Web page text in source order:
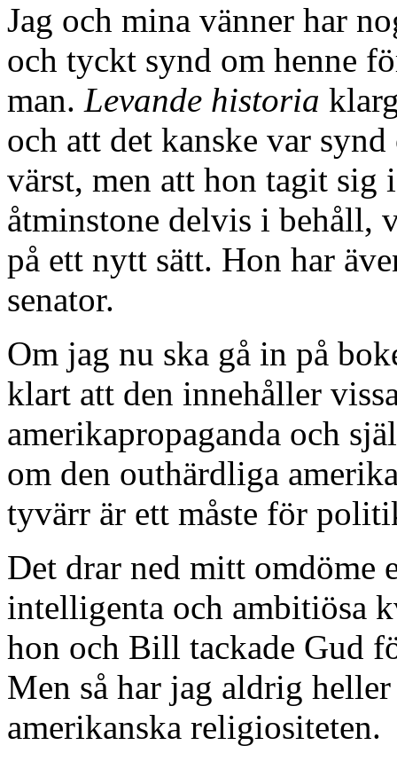
Jag och mina vänner har
och tyckt synd om henne
man. Levande historia
och att det kanske var
värst, men att hon tagit sig
åtminstone delvis i behåll,
på ett nytt sätt. Hon har
senator.
Om jag nu ska gå in på
klart att den innehåller
amerikapropaganda och
om den outhärdliga
tyvärr är ett måste för
Det drar ned mitt omdöme
intelligenta och ambitiösa
hon och Bill tackade Gud
Men så har jag aldrig
amerikanska religiositeten.